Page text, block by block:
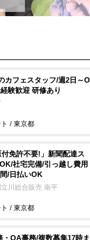
カフェスタッフ/週2日～O
験歓迎 研修あり
/ 東京都
付免許不要!」新聞配達ス
社宅完備/引っ越し費用
/日払いOK
川総合販売 南平
/ 東京都
・OA事務/複数募集17時ま